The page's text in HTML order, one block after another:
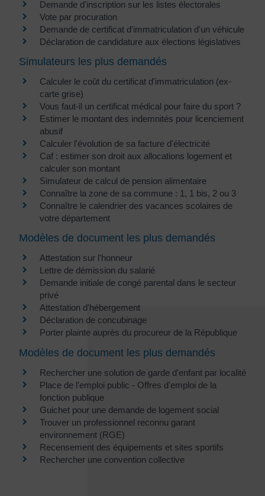
Demande d'inscription sur les listes électorales
Vote par procuration
Demande de certificat d'immatriculation d'un véhicule
Déclaration de candidature aux élections législatives
Simulateurs les plus demandés
Calculer le coût du certificat d'immatriculation (ex-
carte grise)
Vous faut-il un certificat médical pour faire du sport ?
Estimer le montant des indemnités pour licenciement
abusif
Calculer l'évolution de sa facture d'électricité
Caf : estimer son droit aux allocations logement et
calculer son montant
Simulateur de calcul de pension alimentaire
Connaître la zone de sa commune : 1, 1 bis, 2 ou 3
Connaître le calendrier des vacances scolaires de
votre département
Modèles de document les plus demandés
Attestation sur l'honneur
Lettre de démission du salarié
Demande initiale de congé parental dans le secteur
privé
Attestation d'hébergement
Déclaration de concubinage
Porter plainte auprès du procureur de la République
Modèles de document les plus demandés
Rechercher une solution de garde d'enfant par localité
Place de l'emploi public - Offres d'emploi de la
fonction publique
Guichet pour une demande de logement social
Trouver un professionnel reconnu garant
environnement (RGE)
Recensement des équipements et sites sportifs
Rechercher une convention collective